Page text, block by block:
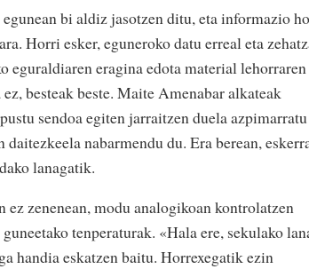
bi aldiz jasotzen ditu, eta informazio
Horri esker, eguneroko datu erreal eta
eguraldiaren eragina edota material lehorraren
besteak beste. Maite Amenabar alkateak
sendoa egiten jarraitzen duela azpimarratu
nabarmendu du. Era berean,
lanagatik.
zenenean, modu analogikoan kontrolatzen
tenperaturak. «Hala ere, sekulako
handia eskatzen baitu. Horrexegatik ezin